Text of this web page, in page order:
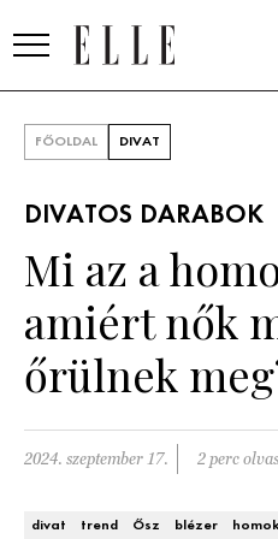
SZÉPSÉG
ÉLETMÓD
PÁRKAPCSOLAT
FŐOLDAL DIVAT
DIVATOS DARABOK
Mi az a
amiért nők
őrülnek
2024. szeptember 17. 2 perc
divat trend Ősz blézer